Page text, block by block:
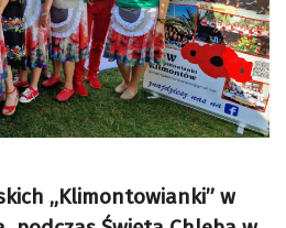
„Klimontowianki” w